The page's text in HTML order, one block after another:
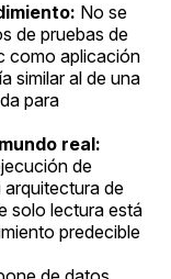
No se
de pruebas de
como aplicación
similar al de una
para
real:
de
de
solo lectura está
predecible